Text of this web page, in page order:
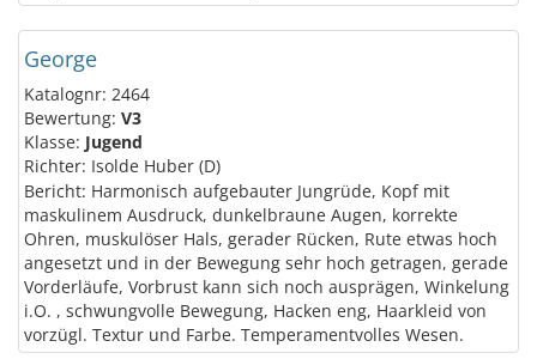
George
Katalognr: 2464
Bewertung: V3
Klasse: Jugend
Richter: Isolde Huber (D)
Bericht: Harmonisch aufgebauter Jungrüde, Kopf mit
maskulinem Ausdruck, dunkelbraune Augen, korrekte
Ohren, muskulöser Hals, gerader Rücken, Rute etwas hoch
angesetzt und in der Bewegung sehr hoch getragen, gerade
Vorderläufe, Vorbrust kann sich noch ausprägen, Winkelung
i.O. , schwungvolle Bewegung, Hacken eng, Haarkleid von
vorzügl. Textur und Farbe. Temperamentvolles Wesen.